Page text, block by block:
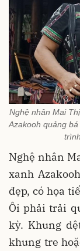
Nghệ nhân Mai
Azakooh quảng
Nghệ nhân
xanh
đẹp, có họa
Ôi phải trải
kỳ. Khung
khung tre